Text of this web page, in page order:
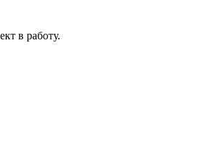
в работу.